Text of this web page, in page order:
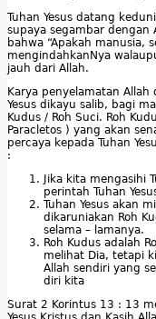
Tuhan Yesus datang
supaya segambar dengan
bahwa “Apakah manusia,
mengindahkanNya
jauh dari Allah.
Karya penyelamatan
Yesus dikayu salib, bagi
Kudus / Roh Suci. Roh
Paracletos ) yang akan
percaya kepada Tuhan
:
Jika kita mengasihi
perintah Tuhan
Tuhan Yesus akan
dikaruniakan Roh
selama – lamanya.
Roh Kudus adalah
melihat Dia, tetapi
Allah sendiri yang
diri kita
Surat 2 Korintus 13 : 13